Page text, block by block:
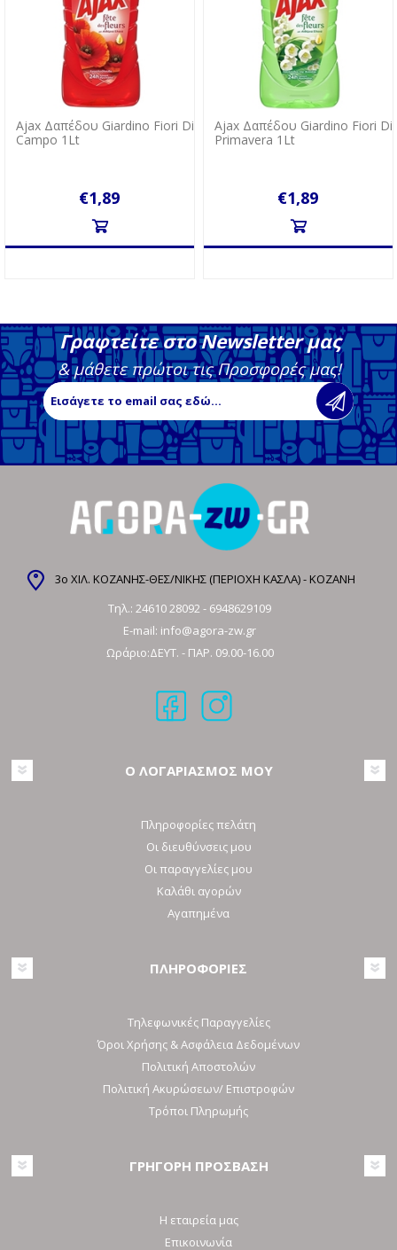
Ajax Δαπέδου Giardino Fiori Di
Campo 1Lt
€1,89
Ajax Δαπέδου Giardino Fiori Di
Primavera 1Lt
€1,89
Γραφτείτε στο Newsletter μας
& μάθετε πρώτοι τις Προσφορές μας!
3ο ΧΙΛ. ΚΟΖΑΝΗΣ-ΘΕΣ/ΝΙΚΗΣ (ΠΕΡΙΟΧΗ ΚΑΣΛΑ) - ΚΟΖΑΝΗ
Τηλ.: 24610 28092- 6948629109
E-mail: info@agora-zw.gr
Ωράριο:ΔΕΥΤ. - ΠΑΡ. 09.00-16.00
Ο ΛΟΓΑΡΙΑΣΜΟΣ ΜΟΥ
Πληροφορίες πελάτη
Οι διευθύνσεις μου
Οι παραγγελίες μου
Καλάθι αγορών
Αγαπημένα
ΠΛΗΡΟΦΟΡΙΕΣ
Τηλεφωνικές Παραγγελίες
Όροι Χρήσης & Ασφάλεια Δεδομένων
Πολιτική Αποστολών
Πολιτική Ακυρώσεων/ Επιστροφών
Τρόποι Πληρωμής
ΓΡΗΓΟΡΗ ΠΡΟΣΒΑΣΗ
Η εταιρεία μας
Επικοινωνία